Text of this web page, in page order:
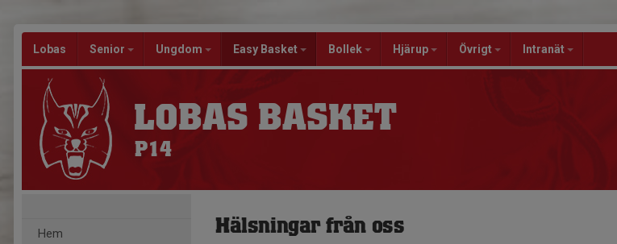
Lobas Senior Ungdom Easy Basket Bollek Hjärup Övrigt Intranät
LOBAS BASKET
P14
Hem Hälsningar från oss